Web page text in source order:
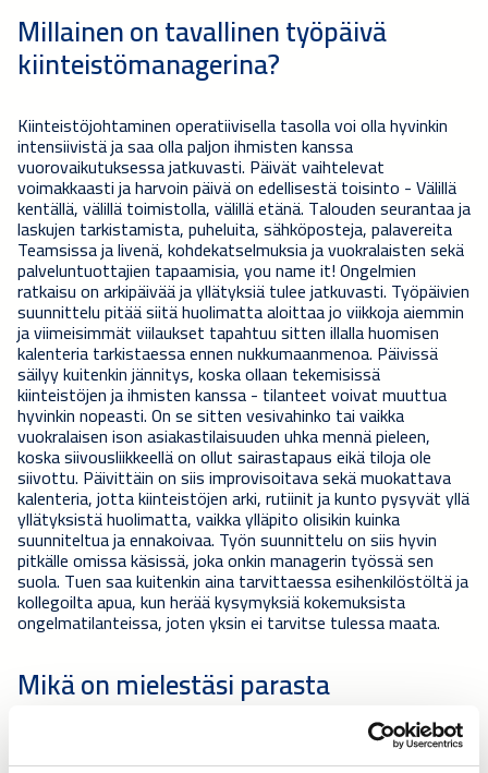
Millainen on tavallinen työpäivä
kiinteistömanagerina?
Kiinteistöjohtaminen operatiivisella tasolla voi olla hyvinkin
intensiivistä ja saa olla paljon ihmisten kanssa
vuorovaikutuksessa jatkuvasti. Päivät vaihtelevat
voimakkaasti ja harvoin päivä on edellisestä toisinto - Välillä
kentällä, välillä toimistolla, välillä etänä. Talouden seurantaa ja
laskujen tarkistamista, puheluita, sähköposteja, palavereita
Teamsissa ja livenä, kohdekatselmuksia ja vuokralaisten sekä
palveluntuottajien tapaamisia, you name it! Ongelmien
ratkaisu on arkipäivää ja yllätyksiä tulee jatkuvasti. Työpäivien
suunnittelu pitää siitä huolimatta aloittaa jo viikkoja aiemmin
ja viimeisimmät viilaukset tapahtuu sitten illalla huomisen
kalenteria tarkistaessa ennen nukkumaanmenoa. Päivissä
säilyy kuitenkin jännitys, koska ollaan tekemisissä
kiinteistöjen ja ihmisten kanssa - tilanteet voivat muuttua
hyvinkin nopeasti. On se sitten vesivahinko tai vaikka
vuokralaisen ison asiakastilaisuuden uhka mennä pieleen,
koska siivousliikkeellä on ollut sairastapaus eikä tiloja ole
siivottu. Päivittäin on siis improvisoitava sekä muokattava
kalenteria, jotta kiinteistöjen arki, rutiinit ja kunto pysyvät yllä
yllätyksistä huolimatta, vaikka ylläpito olisikin kuinka
suunniteltua ja ennakoivaa. Työn suunnittelu on siis hyvin
pitkälle omissa käsissä, joka onkin managerin työssä sen
suola. Tuen saa kuitenkin aina tarvittaessa esihenkilöstöltä ja
kollegoilta apua, kun herää kysymyksiä kokemuksista
ongelmatilanteissa, joten yksin ei tarvitse tulessa maata.
Mikä on mielestäsi parasta